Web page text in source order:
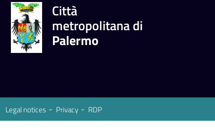
Città
metropolitana di
Palermo
Legal notices Privacy RDP